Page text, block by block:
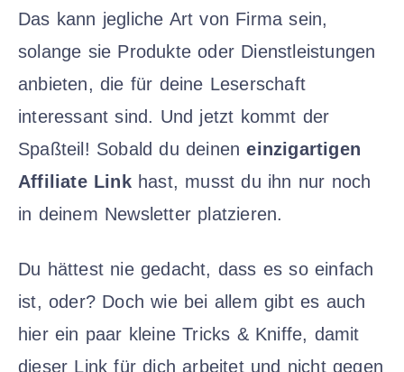
Das kann jegliche Art von Firma sein,
solange sie Produkte oder Dienstleistungen
anbieten, die für deine Leserschaft
interessant sind. Und jetzt kommt der
Spaßteil! Sobald du deineneinzigartigen
Affiliate Linkhast, musst du ihn nur noch
in deinem Newsletter platzieren.
Du hättest nie gedacht, dass es so einfach
ist, oder? Doch wie bei allem gibt es auch
hier ein paar kleine Tricks & Kniffe, damit
dieser Link für dich arbeitet und nicht gegen